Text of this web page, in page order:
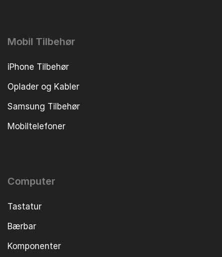
Mobil Tilbehør
iPhone Tilbehør
Oplader og Kabler
Samsung Tilbehør
Mobiltelefoner
Computer
Tastatur
Bærbar
Komponenter